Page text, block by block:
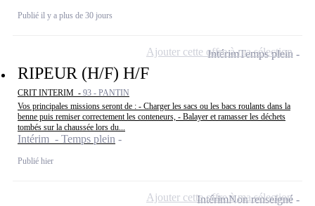
Publié il y a plus de 30 jours
RIPEUR (H/F) H/F
CRIT INTERIM - 93 - PANTIN
Vos principales missions seront de : - Charger les sacs ou les bacs roulants dans la
benne puis remiser correctement les conteneurs, - Balayer et ramasser les déchets
tombés sur la chaussée lors du...
Intérim - Temps plein
Publié hier
IntérimTemps plein
Ajouter cette offre à ma sélection
IntérimNon renseigné
Ajouter cette offre à ma sélection